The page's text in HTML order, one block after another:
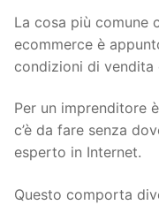
La cosa più comune
ecommerce è
condizioni di vendita
Per un imprenditore
c’è da fare senza
esperto in Internet.
Questo comporta